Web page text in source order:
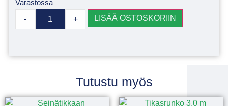
Varastossa
- + LISÄÄ OSTOSKORIIN
Tutustu myös